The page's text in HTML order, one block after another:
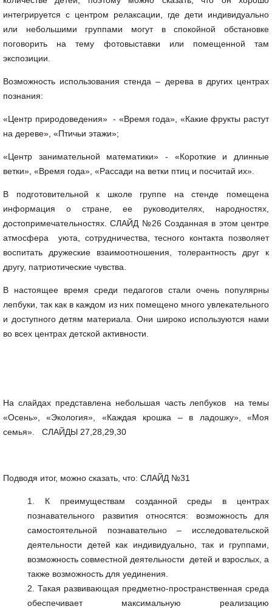
интегрируется с центром релаксации, где дети индивидуально
или небольшими группами могут в спокойной обстановке
поговорить на тему фотовыставки или помещенной там
экспозиции.
Возможность использования стенда – дерева в других центрах
познания:
«Центр природоведения» - «Время года», «Какие фрукты растут
на дереве», «Птичьи этажи»;
«Центр занимательной математики» - «Короткие и длинные
ветки», «Время года», «Рассади на ветки птиц и посчитай их».
В подготовительной к школе группе на стенде помещена
информация о стране, ее руководителях, народностях,
достопримечательностях. СЛАЙД №26 Созданная в этом центре
атмосфера уюта, сотрудничества, тесного контакта позволяет
воспитать дружеские взаимоотношения, толерантность друг к
другу, патриотические чувства.
В настоящее время среди педагогов стали очень популярны
лепбуки, так как в каждом из них помещено много увлекательного
и доступного детям материала. Они широко используются нами
во всех центрах детской активности.
На слайдах представлена небольшая часть лепбуков на темы
«Осень», «Экология», «Каждая крошка – в ладошку», «Моя
семья». СЛАЙДЫ 27,28,29,30
Подводя итог, можно сказать, что: СЛАЙД №31
К преимуществам созданной среды в центрах
познавательного развития относятся: возможность для
самостоятельной познавательно – исследовательской
деятельности детей как индивидуально, так и группами,
возможность совместной деятельности детей и взрослых, а
также возможность для уединения.
Такая развивающая предметно-пространственная среда
обеспечивает максимальную реализацию